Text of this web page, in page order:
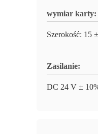
wymiar karty:
Szerokość: 15
Zasilanie:
DC 24 V ±